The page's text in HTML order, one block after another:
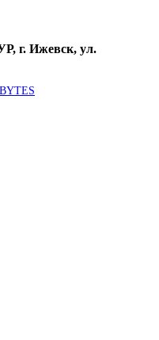
г. Ижевск, ул.